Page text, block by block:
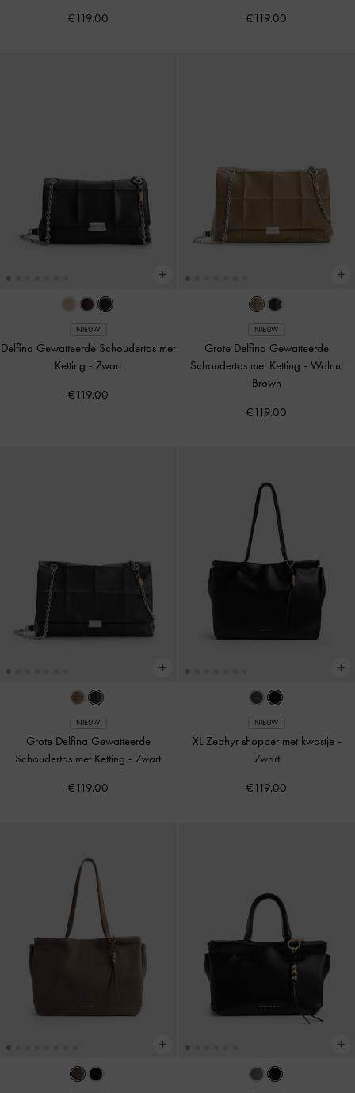
€119.00 €119.00
NIEUW
Delfina Gewatteerde Schoudertas met
Ketting -Zwart
€119.00
NIEUW
Grote Delfina Gewatteerde
Schoudertas met Ketting -Walnut
Brown
€119.00
NIEUW
Grote Delfina Gewatteerde
Schoudertas met Ketting -Zwart
€119.00
NIEUW
XL Zephyr shopper met kwastje -
Zwart
€119.00